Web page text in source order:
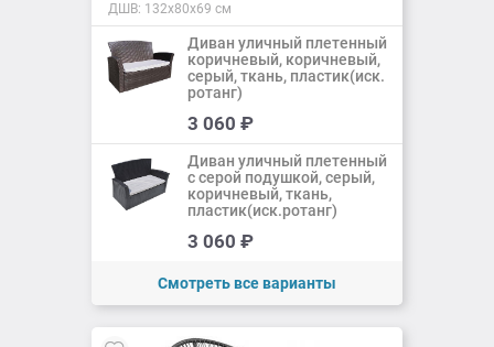
ДШВ: 132х80х69 см
Добавлено
Диван уличный плетенный
коричневый, коричневый,
серый, ткань, пластик(иск.
ротанг)
3 060 ₽
Диван уличный плетенный
с серой подушкой, серый,
коричневый, ткань,
пластик(иск.ротанг)
3 060 ₽
Смотреть все варианты